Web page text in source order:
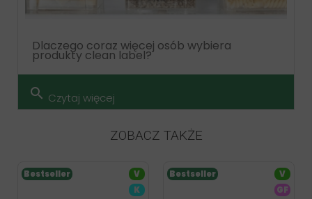
Dlaczego coraz więcej osób wybiera
produkty clean label?
search Czytaj więcej
ZOBACZ TAKŻE
Bestseller
V
K
Bestseller
V
GF